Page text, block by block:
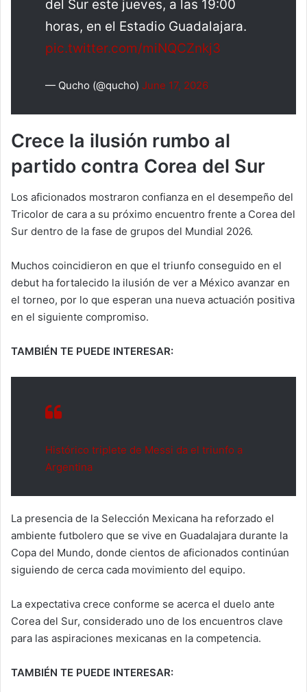
del Sur este jueves, a las 19:00
horas, en el Estadio Guadalajara.
pic.twitter.com/miNQCZnkj3
— Qucho (@qucho) June 17, 2026
Crece la ilusión rumbo al
partido contra Corea del Sur
Los aficionados mostraron confianza en el desempeño del
Tricolor de cara a su próximo encuentro frente a Corea del
Sur dentro de la fase de grupos del Mundial 2026.
Muchos coincidieron en que el triunfo conseguido en el
debut ha fortalecido la ilusión de ver a México avanzar en
el torneo, por lo que esperan una nueva actuación positiva
en el siguiente compromiso.
TAMBIÉN TE PUEDE INTERESAR:
Histórico triplete de Messi da el triunfo a
Argentina
La presencia de la Selección Mexicana ha reforzado el
ambiente futbolero que se vive en Guadalajara durante la
Copa del Mundo, donde cientos de aficionados continúan
siguiendo de cerca cada movimiento del equipo.
La expectativa crece conforme se acerca el duelo ante
Corea del Sur, considerado uno de los encuentros clave
para las aspiraciones mexicanas en la competencia.
TAMBIÉN TE PUEDE INTERESAR: